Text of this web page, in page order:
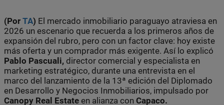
(Por TA) El mercado inmobiliario paraguayo atraviesa en
2026 un escenario que recuerda a los primeros años de
expansión del rubro, pero con un factor clave: hoy existe
más oferta y un comprador más exigente. Así lo explicó
Pablo Pascuali, director comercial y especialista en
marketing estratégico, durante una entrevista en el
marco del lanzamiento de la 13ª edición del Diplomado
en Desarrollo y Negocios Inmobiliarios, impulsado por
Canopy Real Estate en alianza con Capaco.